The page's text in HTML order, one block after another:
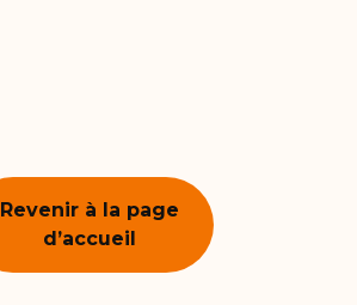
Revenir à la page
d’accueil